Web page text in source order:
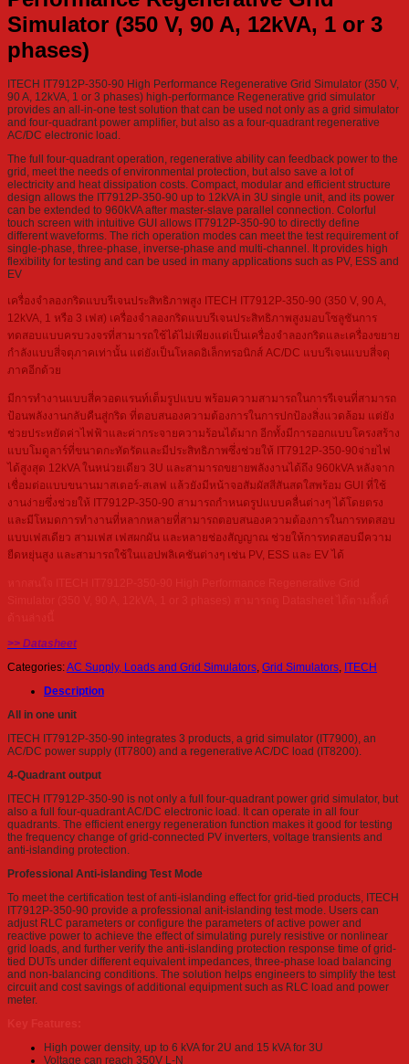
Simulator (350 V, 90 A, 12kVA, 1 or 3
phases)
ITECH IT7912P-350-90 High Performance Regenerative Grid Simulator (350 V,
90 A, 12kVA, 1 or 3 phases) high-performance Regenerative grid simulator
provides an all-in-one test solution that can be used not only as a grid simulator
and four-quadrant power amplifier, but also as a four-quadrant regenerative
AC/DC electronic load.
The full four-quadrant operation, regenerative ability can feedback power to the
grid, meet the needs of environmental protection, but also save a lot of
electricity and heat dissipation costs. Compact, modular and efficient structure
design allows the IT7912P-350-90 up to 12kVA in 3U single unit, and its power
can be extended to 960kVA after master-slave parallel connection. Colorful
touch screen with intuitive GUI allows IT7912P-350-90 to directly define
different waveforms. The rich operation modes can meet the test requirement of
single-phase, three-phase, inverse-phase and multi-channel. It provides high
flexibility for testing and can be used in many applications such as PV, ESS and
EV
เครื่องจำลองกริดแบบรีเจนประสิทธิภาพสูง ITECH IT7912P-350-90 (350 V, 90 A,
12kVA, 1 หรือ 3 เฟส) เครื่องจำลองกริดแบบรีเจนประสิทธิภาพสูงมอบโซลูชันการ
ทดสอบแบบครบวงจรที่สามารถใช้ได้ไม่เพียงแต่เป็นเครื่องจำลองกริดและเครื่องขยาย
กำลังแบบสี่จตุภาคเท่านั้น แต่ยังเป็นโหลดอิเล็กทรอนิกส์ AC/DC แบบรีเจนแบบสี่จตุ
ภาคอีกด้วย
มีการทำงานแบบสี่ควอดแรนท์เต็มรูปแบบ พร้อมความสามารถในการรีเจนที่สามารถ
ป้อนพลังงานกลับคืนสู่กริด ที่ตอบสนองความต้องการในการปกป้องสิ่งแวดล้อม แต่ยัง
ช่วยประหยัดค่าไฟฟ้าและค่ากระจายความร้อนได้มาก อีกทั้งมีการออกแบบโครงสร้าง
แบบโมดูลาร์ที่ขนาดกะทัดรัดและมีประสิทธิภาพซึ่งช่วยให้ IT7912P-350-90จ่ายไฟ
ได้สูงสุด 12kVA ในหน่วยเดียว 3U และสามารถขยายพลังงานได้ถึง 960kVA หลังจาก
เชื่อมต่อแบบขนานมาสเตอร์-สเลฟ แล้วยังมีหน้าจอสัมผัสสีสันสดใสพร้อม GUI ที่ใช้
งานง่ายซึ่งช่วยให้ IT7912P-350-90 สามารถกำหนดรูปแบบคลื่นต่างๆ ได้โดยตรง
และมีโหมดการทำงานที่หลากหลายที่สามารถตอบสนองความต้องการในการทดสอบ
แบบเฟสเดียว สามเฟส เฟสผกผัน และหลายช่องสัญญาณ ช่วยให้การทดสอบมีความ
ยืดหยุ่นสูง และสามารถใช้ในแอปพลิเคชันต่างๆ เช่น PV, ESS และ EV ได้
>> Datasheet
Categories:AC Supply, Loads and Grid Simulators, Grid Simulators, ITECH
Description
All in one unit
ITECH IT7912P-350-90 integrates 3 products, a grid simulator (IT7900), an
AC/DC power supply (IT7800) and a regenerative AC/DC load (IT8200).
4-Quadrant output
ITECH IT7912P-350-90 is not only a full four-quadrant power grid simulator, but
also a full four-quadrant AC/DC electronic load. It can operate in all four
quadrants. The efficient energy regeneration function makes it good for testing
the frequency change of grid-connected PV inverters, voltage transients and
anti-islanding protection.
Professional Anti-islanding Test Mode
To meet the certification test of anti-islanding effect for grid-tied products, ITECH
IT7912P-350-90 provide a professional anit-islanding test mode. Users can
adjust RLC parameters or configure the parameters of active power and
reactive power to achieve the effect of simulating purely resistive or nonlinear
grid loads, and further verify the anti-islanding protection response time of grid-
tied DUTs under different equivalent impedances, three-phase load balancing
and non-balancing conditions. The solution helps engineers to simplify the test
circuit and cost savings of additional equipment such as RLC load and power
meter.
High power density, up to 6 kVA for 2U and 15 kVA for 3U
Voltage can reach 350V L-N